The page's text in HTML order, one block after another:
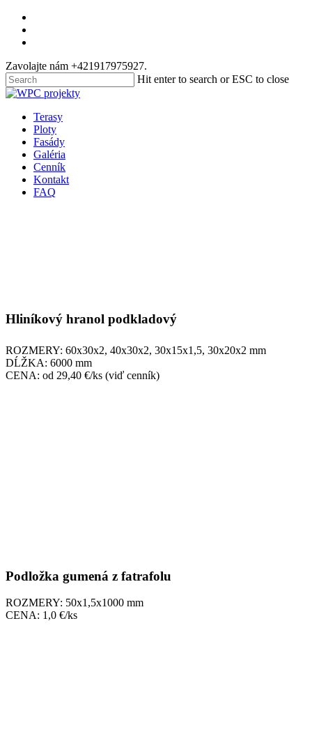
Skip
main
Zavolajte nám +421917975927.
Hit enter to search or ESC to close
Close
Menu
Terasy
Ploty
Fasády
Galéria
Cenník
Kontakt
FAQ
Hliníkový hranol podkladový
ROZMERY: 60x30x2, 40x30x2, 30x15x1,5, 30x20x2 mm
DĹŽKA: 6000 mm
CENA: od 29,40 €/ks (viď cenník)
Podložka gumená z fatrafolu
ROZMERY: 50x1,5x1000 mm
CENA: 1,0 €/ks